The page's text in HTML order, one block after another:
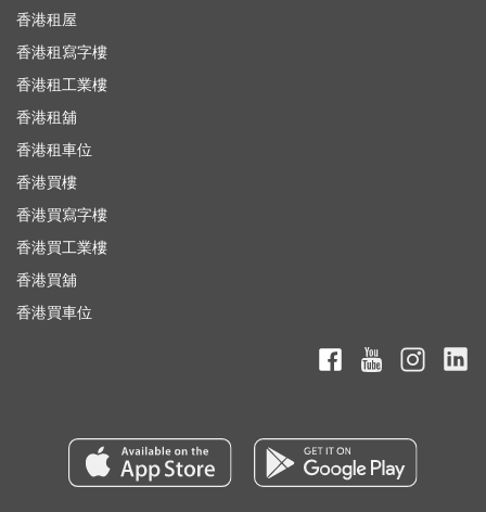
香港租屋
香港租寫字樓
香港租工業樓
香港租舖
香港租車位
香港買樓
香港買寫字樓
香港買工業樓
香港買舖
香港買車位